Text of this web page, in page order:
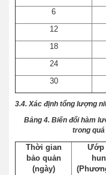
6
12
18
24
30
3.4. Xác định tổng lượng
Bảng 4. Biến đổi hàm
trong
Thời gian
bảo quản
(ngày)
Ướp